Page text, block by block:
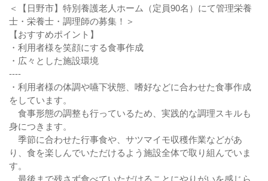
＜【日野市】特別養護老人ホーム（定員90名）にて管理栄養
士・栄養士・調理師の募集！＞
【おすすめポイント】
・利用者様を笑顔にする食事作成
・広々とした施設環境
----
・利用者様の体調や嚥下状態、嗜好などに合わせた食事作成
をしています。
食事形態の調整も行っているため、実践的な調理スキルも
身につきます。
季節に合わせた行事食や、サツマイモ収穫作業などがあ
り、食を楽しんでいただけるよう施設全体で取り組んでいま
す。
最後まで残さず食べていただけることにやりがいを感じら